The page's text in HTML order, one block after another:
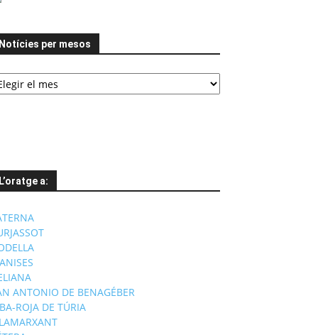
Notícies per mesos
L’oratge a:
ANTONIO DE BENAGÉBER
ROJA DE TÚRIA